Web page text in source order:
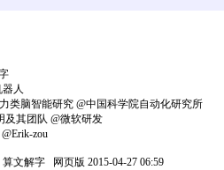
人
脑智能研究 @中国科学院自动化研究所
及其团队 @微软研发
zou
算文解字 网页版 2015-04-27 06:59